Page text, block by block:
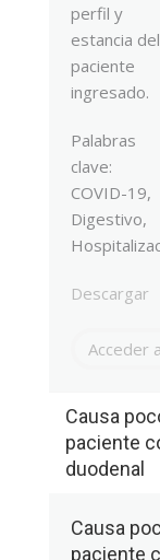
perfil y
estancia del
paciente
ingresado.
Palabras
clave:
COVID-19,
Digestivo,
Descargar
Acceder
Causa
paciente
duodenal
Causa
paciente